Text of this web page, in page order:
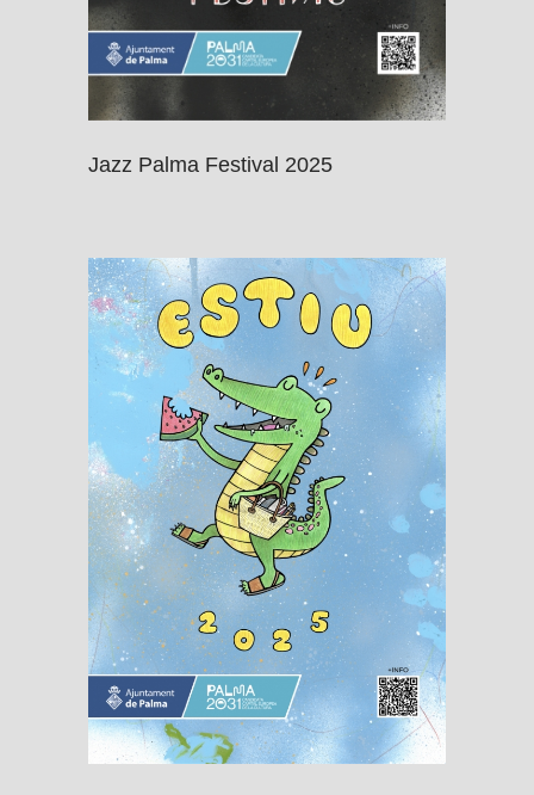
Jazz Palma Festival 2025